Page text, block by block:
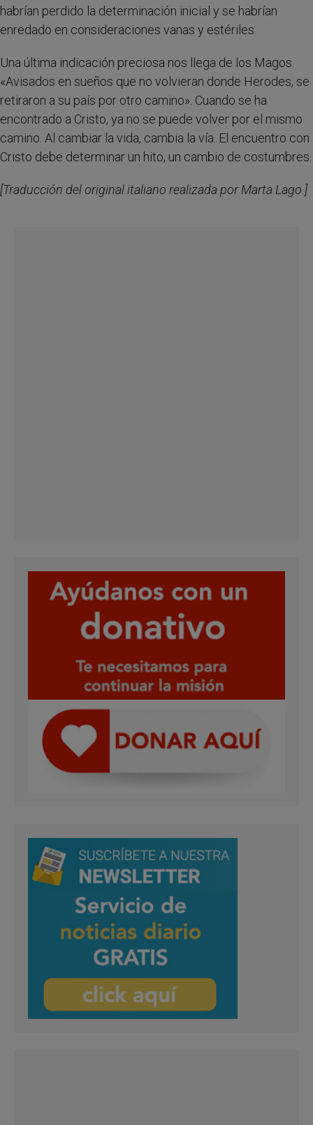
habrían perdido la determinación inicial y se habrían
enredado en consideraciones vanas y estériles.
Una última indicación preciosa nos llega de los Magos.
«Avisados en sueños que no volvieran donde Herodes, se
retiraron a su país por otro camino». Cuando se ha
encontrado a Cristo, ya no se puede volver por el mismo
camino. Al cambiar la vida, cambia la vía. El encuentro con
Cristo debe determinar un hito, un cambio de costumbres.
[Traducción del original italiano realizada por Marta Lago.]